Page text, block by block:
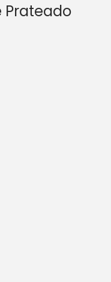
Prateado